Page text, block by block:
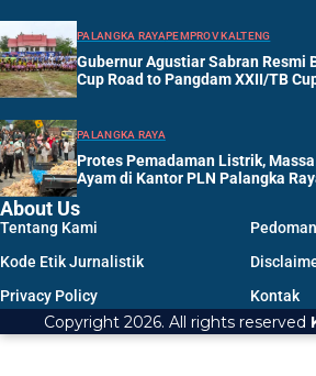
PALANGKA RAYAPEMPROV KALTENG
Gubernur Agustiar Sabran Resmi
Cup Road to Pangdam XXII/TB
PALANGKA RAYA
Protes Pemadaman Listrik,
Ayam di Kantor PLN Palangka
About Us
Tentang Kami
Kode Etik Jurnalistik
Privacy Policy
Kontak
Copyright 2026. All rights reserved